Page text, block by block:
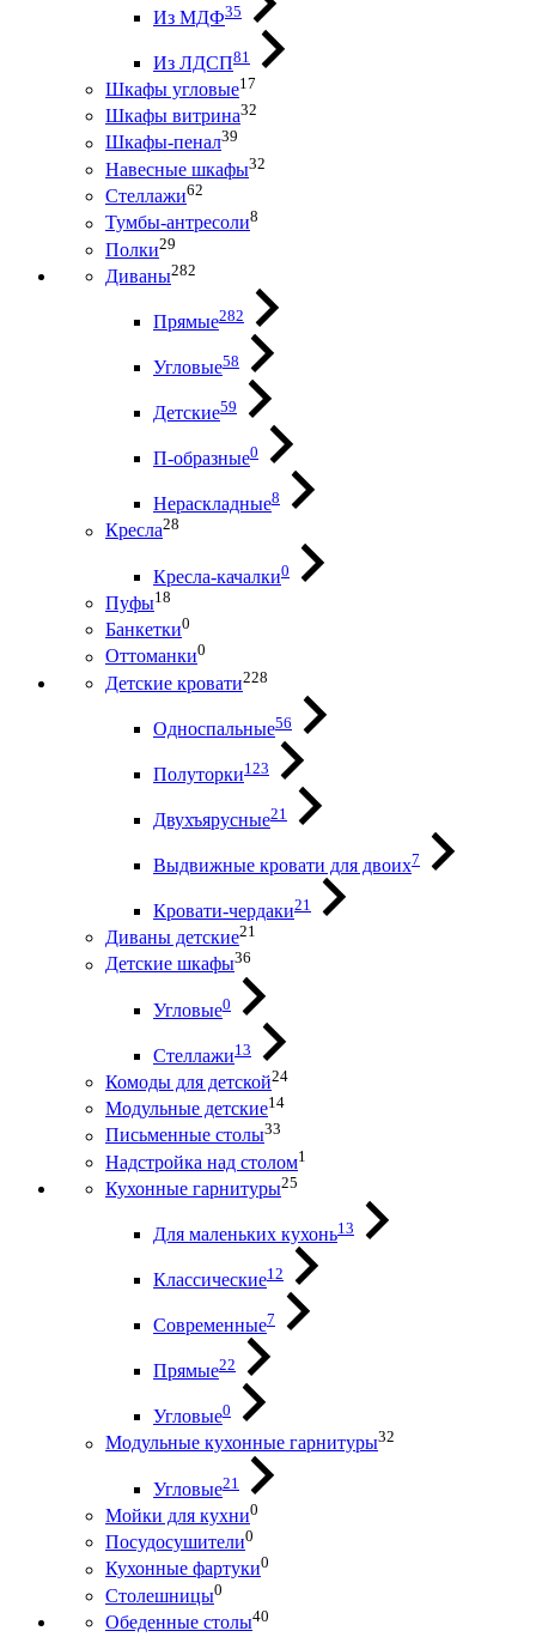
Из МДФ35
Из ЛДСП81
Шкафы угловые17
Шкафы витрина32
Шкафы-пенал39
Навесные шкафы32
Стеллажи62
Тумбы-антресоли8
Полки29
Диваны282
Прямые282
Угловые58
Детские59
П-образные0
Нераскладные8
Кресла28
Кресла-качалки0
Пуфы18
Банкетки0
Оттоманки0
Детские кровати228
Односпальные56
Полуторки123
Двухъярусные21
Выдвижные кровати для двоих7
Кровати-чердаки21
Диваны детские21
Детские шкафы36
Угловые0
Стеллажи13
Комоды для детской24
Модульные детские14
Письменные столы33
Надстройка над столом1
Кухонные гарнитуры25
Для маленьких кухонь13
Классические12
Современные7
Прямые22
Угловые0
Модульные кухонные гарнитуры32
Угловые21
Мойки для кухни0
Посудосушители0
Кухонные фартуки0
Столешницы0
Обеденные столы40